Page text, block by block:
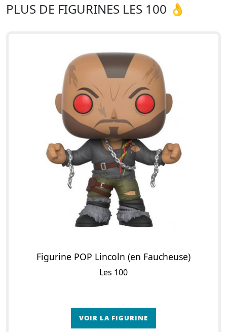
PLUS DE FIGURINES LES 100 👌
Figurine POP Lincoln (en Faucheuse)
Les 100
VOIR LA FIGURINE